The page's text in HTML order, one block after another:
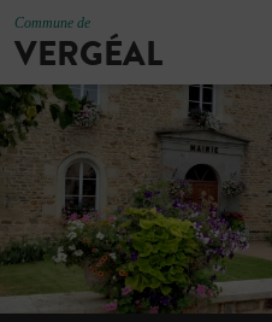
Commune de
VERGÉAL